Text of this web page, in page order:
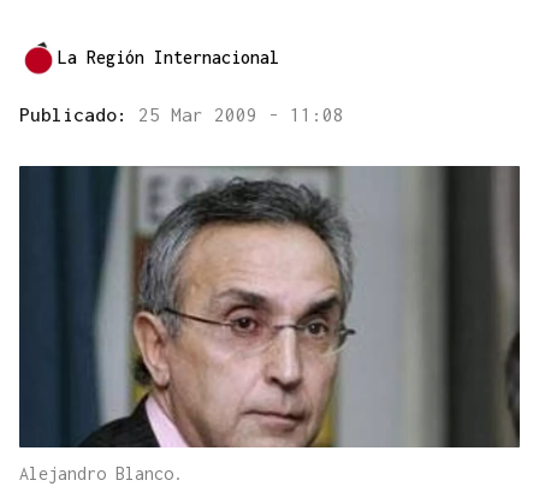
La Región Internacional
Publicado: 25 Mar 2009 - 11:08
Alejandro Blanco.